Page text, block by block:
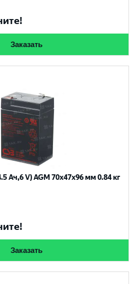
Заказать
Ач,6 V) AGM 70x47x96 мм 0.84 кг
Заказать